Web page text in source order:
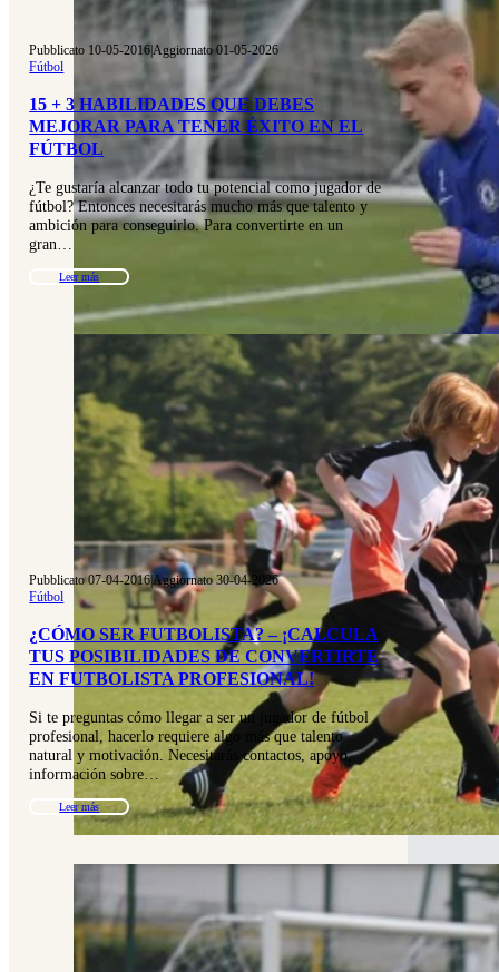
Pubblicato 10-05-2016|Aggiornato 01-05-2026
Fútbol
15 + 3 HABILIDADES QUE DEBES
MEJORAR PARA TENER ÉXITO EN EL
FÚTBOL
¿Te gustaría alcanzar todo tu potencial como jugador de
fútbol? Entonces necesitarás mucho más que talento y
ambición para conseguirlo. Para convertirte en un
gran…
Leer más
Pubblicato 07-04-2016|Aggiornato 30-04-2026
Fútbol
¿CÓMO SER FUTBOLISTA? – ¡CALCULA
TUS POSIBILIDADES DE CONVERTIRTE
EN FUTBOLISTA PROFESIONAL!
Si te preguntas cómo llegar a ser un jugador de fútbol
profesional, hacerlo requiere algo más que talento
natural y motivación. Necesitarás contactos, apoyo,
información sobre…
Leer más